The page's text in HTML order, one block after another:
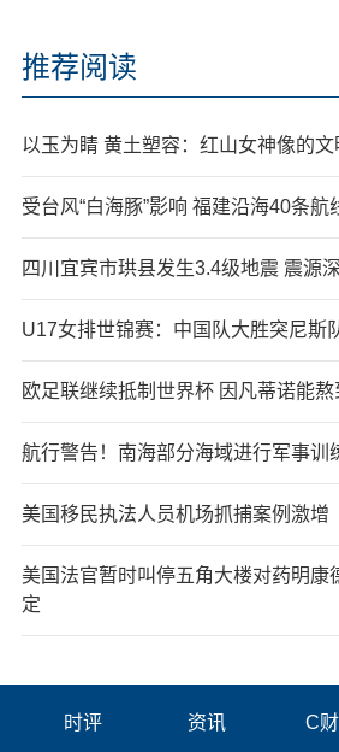
推荐阅读
以玉为睛 黄土塑容：红山女神像的文
受台风“白海豚”影响 福建沿海40条航
四川宜宾市珙县发生3.4级地震 震源
U17女排世锦赛：中国队大胜突尼斯
欧足联继续抵制世界杯 因凡蒂诺能熬
航行警告！南海部分海域进行军事训
美国移民执法人员机场抓捕案例激增
美国法官暂时叫停五角大楼对药明康
定
时评 资讯 C